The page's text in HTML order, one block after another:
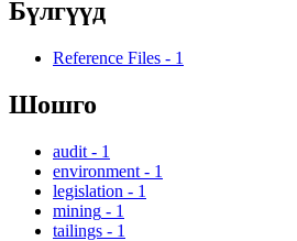
Бүлгүүд
Reference Files - 1
Шошго
audit - 1
environment - 1
legislation - 1
mining - 1
tailings - 1